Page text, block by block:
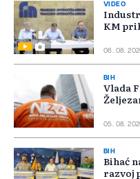
VIDEO
KM
06. 08.
BIH
Vlada
05. 08.
BIH
Bihać
razvoj